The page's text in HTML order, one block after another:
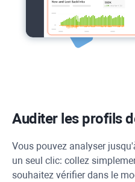
Auditer les profils
Vous pouvez analyser
un seul clic: collez
souhaitez vérifier dans le